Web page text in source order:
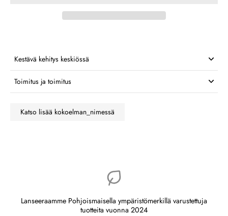
Kestävä kehitys keskiössä
Toimitus ja toimitus
Katso lisää kokoelman_nimessä
Lanseeraamme Pohjoismaisella ympäristömerkillä varustettuja
tuotteita vuonna 2024